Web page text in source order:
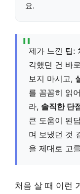
요.
제가 느낀 팁:
각했던 건 바로
보지 마시고,
를 꼼꼼히 읽
라, 솔직한 단
큰 도움이 된
며 보냈던 것
을 제대로 고
처음 살 때 이런